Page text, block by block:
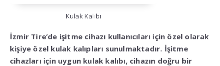
Kulak Kalıbı
İzmir Tire’de işitme cihazı kullanıcıları için özel olarak
kişiye özel kulak kalıpları sunulmaktadır. İşitme
cihazları için uygun kulak kalıbı, cihazın doğru bir